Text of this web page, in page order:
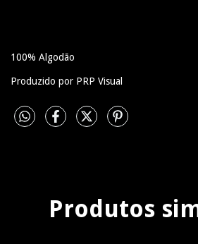
100% Algodão
Produzido por PRP Visual
Produtos